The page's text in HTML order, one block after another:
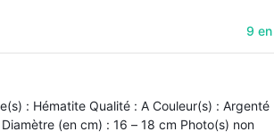
9
: Hématite Qualité : A Couleur(s) : Argenté
(en cm) : 16 – 18 cm Photo(s) non